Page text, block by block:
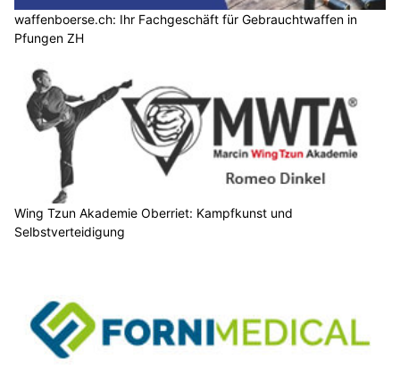
waffenboerse.ch: Ihr Fachgeschäft für Gebrauchtwaffen in
Pfungen ZH
Wing Tzun Akademie Oberriet: Kampfkunst und
Selbstverteidigung